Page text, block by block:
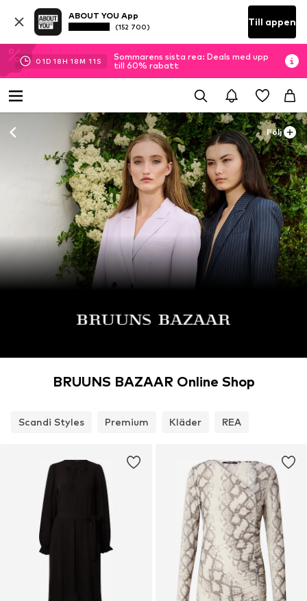
ABOUT YOU App
(152 700) Till appen
01D 18H 18M 10 S
Sommarens sista rea: Deals med upp
till 60% rabatt
Följ
BRUUNS BAZAAR Online Shop
Scandi Styles Premium Kläder REA